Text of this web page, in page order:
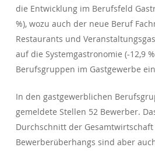
die Entwicklung im Berufsfeld
%), wozu auch der neue Beruf
Restaurants und
auf die Systemgastronomie (-12,9
Berufsgruppen im Gastgewerbe
In den gastgewerblichen
gemeldete Stellen 52 Bewerber.
Durchschnitt der Gesamtwirtschaft
Bewerberüberhangs sind aber